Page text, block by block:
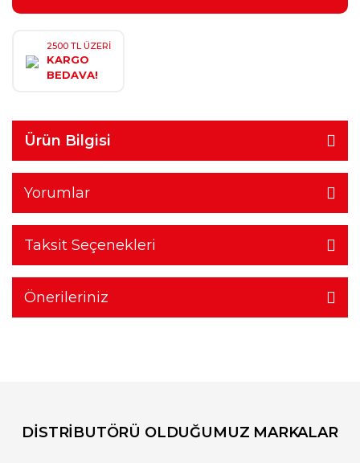
2500 TL ÜZERİ
KARGO
BEDAVA!
Ürün Bilgisi
Yorumlar
Taksit Seçenekleri
Önerileriniz
DİSTRİBUTÖRÜ OLDUĞUMUZ MARKALAR